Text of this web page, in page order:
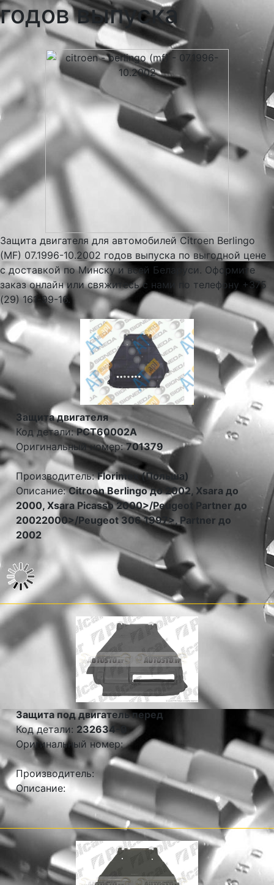
годов выпуска
Защита двигателя для автомобилей Citroen Berlingo
(MF) 07.1996-10.2002 годов выпуска по выгодной цене
с доставкой по Минску и всей Беларуси. Оформите
заказ онлайн или свяжитесь с нами по телефону +375
(29) 161-99-16.
Защита двигателя
Код детали:PCT60002A
Оригинальный номер:701379
Производитель:Florimex (Польша)
Описание:Citroen Berlingo до 2002, Xsara до
2000, Xsara Picasso 2000>/Peugeot Partner до
20022000>/Peugeot 306 1997>, Partner до
2002
Защита под двигатель перед
Код детали: 232634-9
Оригинальный номер:
Производитель:
Описание: